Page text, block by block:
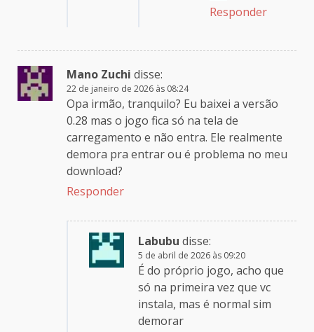
Responder
Mano Zuchi disse:
22 de janeiro de 2026 às 08:24
Opa irmão, tranquilo? Eu baixei a versão
0.28 mas o jogo fica só na tela de
carregamento e não entra. Ele realmente
demora pra entrar ou é problema no meu
download?
Responder
Labubu disse:
5 de abril de 2026 às 09:20
É do próprio jogo, acho que
só na primeira vez que vc
instala, mas é normal sim
demorar